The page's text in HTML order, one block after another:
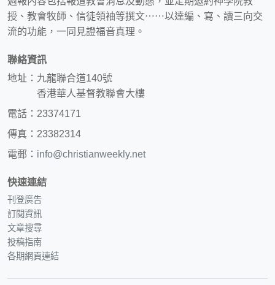
授、教會牧師、信徒領袖等撰文⋯⋯以達編、寫、讀三向交
流的功能，一同見證福音真理。
聯絡資訊
地址：九龍聯合道140號
香港華人基督教聯會大樓
電話：23374171
傳真：23382314
電郵： info@christianweekly.net
快速連結
刊登廣告
訂閱資訊
文章搜尋
投稿指南
各期網頁連結